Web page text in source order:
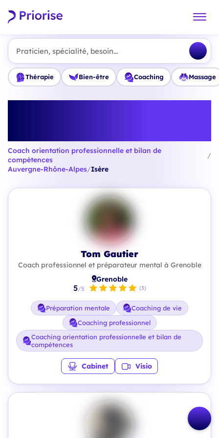
Praticien, spécialité, besoin...
Thérapie Bien-être Coaching Massage
Coach orientation professionnelle et bilan de
compétences
/
Auvergne-Rhône-Alpes/Isère
Tom Gautier
Coach professionnel et préparateur mental à Grenoble
Grenoble
5/5 (3)
Préparation mentale
Coaching de vie
Coaching professionnel
Coaching orientation professionnelle et bilan de
compétences
Cabinet Visio